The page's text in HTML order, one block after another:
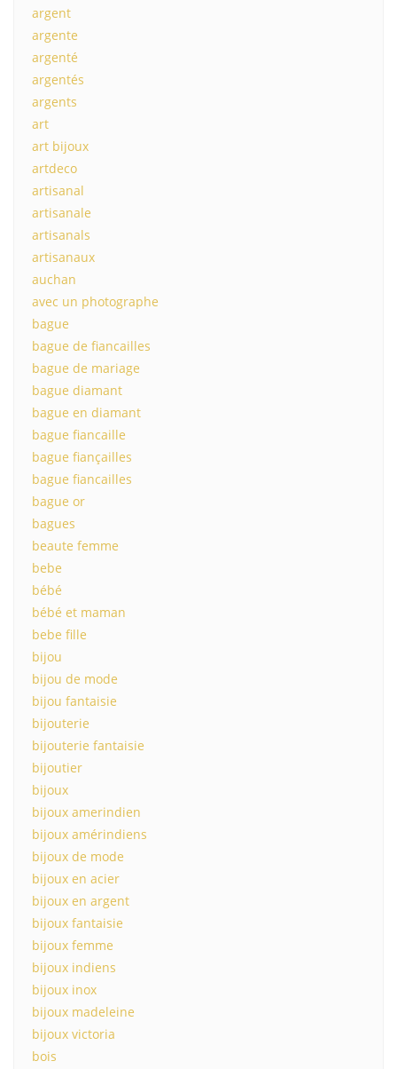
argent
argente
argenté
argentés
argents
art
art bijoux
artdeco
artisanal
artisanale
artisanals
artisanaux
auchan
avec un photographe
bague
bague de fiancailles
bague de mariage
bague diamant
bague en diamant
bague fiancaille
bague fiançailles
bague fiancailles
bague or
bagues
beaute femme
bebe
bébé
bébé et maman
bebe fille
bijou
bijou de mode
bijou fantaisie
bijouterie
bijouterie fantaisie
bijoutier
bijoux
bijoux amerindien
bijoux amérindiens
bijoux de mode
bijoux en acier
bijoux en argent
bijoux fantaisie
bijoux femme
bijoux indiens
bijoux inox
bijoux madeleine
bijoux victoria
bois